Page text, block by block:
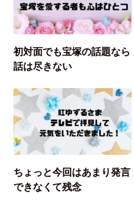
初対面でも宝塚の話題なら
話は尽きない
ちょっと今回はあまり発言
できなくて残念